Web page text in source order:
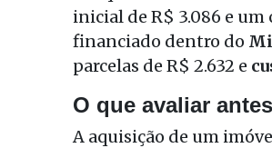
inicial de R$ 3.086 e
financiado dentro do
parcelas de R$ 2.632 e
O que avaliar
A aquisição de um